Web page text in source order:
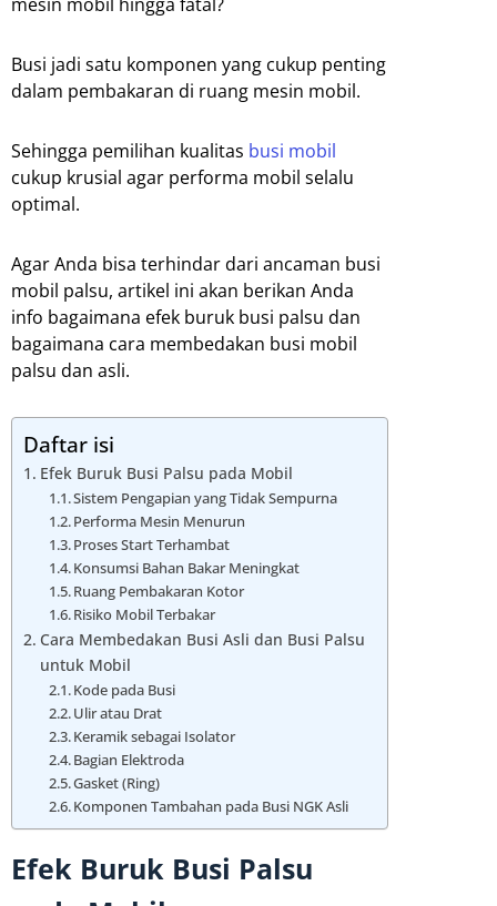
Busi jadi satu komponen yang cukup penting
dalam pembakaran di ruang mesin mobil.
Sehingga pemilihan kualitas busi mobil
cukup krusial agar performa mobil selalu
optimal.
Agar Anda bisa terhindar dari ancaman busi
mobil palsu, artikel ini akan berikan Anda
info bagaimana efek buruk busi palsu dan
bagaimana cara membedakan busi mobil
palsu dan asli.
Daftar isi
Efek Buruk Busi Palsu pada Mobil
Sistem Pengapian yang Tidak Sempurna
Performa Mesin Menurun
Proses Start Terhambat
Konsumsi Bahan Bakar Meningkat
Ruang Pembakaran Kotor
Risiko Mobil Terbakar
Cara Membedakan Busi Asli dan Busi Palsu
untuk Mobil
Kode pada Busi
Ulir atau Drat
Keramik sebagai Isolator
Bagian Elektroda
Gasket (Ring)
Komponen Tambahan pada Busi NGK Asli
Efek Buruk Busi Palsu